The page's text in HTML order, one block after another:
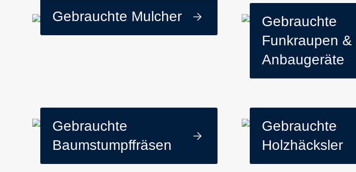
Gebrauchte Mulcher
Gebrauchte
Funkraupen &
Anbaugeräte
Gebrauchte
Baumstumpffräsen
Gebrauchte
Holzhäcksler